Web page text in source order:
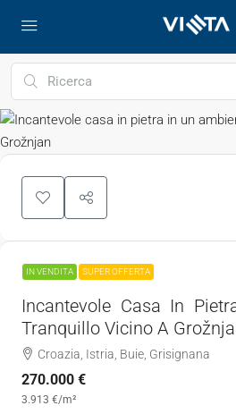
IN VENDITA SUPER OFFERTA
Incantevole Casa In
Tranquillo Vicino A
Croazia, Istria, Buie, Grisignana
270.000 €
3.913 €/m²